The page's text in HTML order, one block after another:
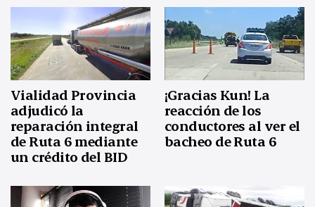
Vialidad Provincia
adjudicó la
reparación integral
de Ruta 6 mediante
un crédito del BID
¡Gracias Kun! La
reacción de los
conductores al ver el
bacheo de Ruta 6